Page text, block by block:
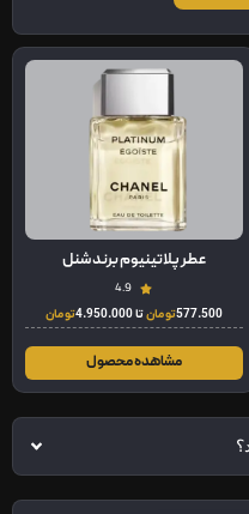
عطر پلاتینیوم برند شنل
4.9
577.500تومانتا4.950.000تومان
مشاهده محصول